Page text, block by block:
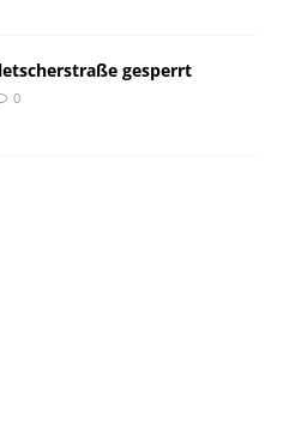
gesperrt
0